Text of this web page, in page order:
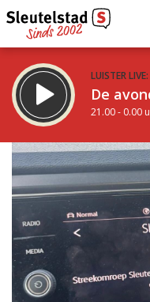
LUISTER LIVE:
De
21.00 - 0.00
STRAKS:
De nacht van
0.00 - 6.00 uur
Vorig uur